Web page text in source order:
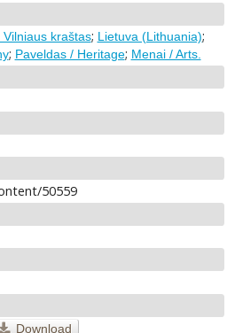
Vilniaus kraštas; Lietuva (Lithuania);
; Paveldas / Heritage; Menai / Arts.
50559
Download